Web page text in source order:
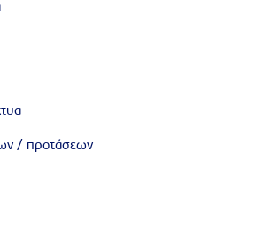
/ προτάσεων